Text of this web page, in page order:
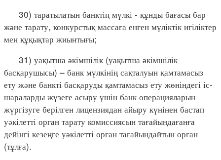
30) таратылатын банктің мүлкі - құнды бағасы бар
және тарату, конкурстық массаға енген мүліктік игіліктер
мен құқықтар жиынтығы;
31) уақытша әкімшілік (уақытша әкімшілік
басқарушысы) – банк мүлкінің сақталуын қамтамасыз
ету және банкті басқаруды қамтамасыз ету жөніндегі іс-
шараларды жүзеге асыру үшін банк операцияларын
жүргізуге берілген лицензиядан айыру күнінен бастап
уәкілетті орган тарату комиссиясын тағайындағанға
дейінгі кезеңге уәкілетті орган тағайындайтын орган
(тұлға).